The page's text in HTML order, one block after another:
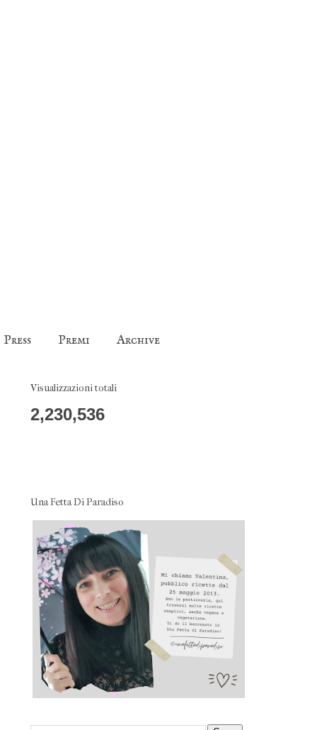
Press Premi Archive
Visualizzazioni totali
2,230,536
Una Fetta Di Paradiso